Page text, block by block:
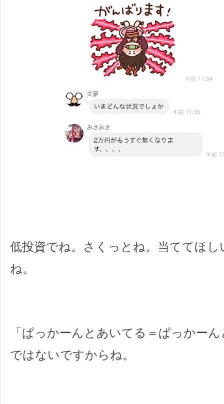
低投資でね。さくっとね。当ててほ
ね。
「ぱっかーんとあいてる＝ぱっかー
ではないですからね。